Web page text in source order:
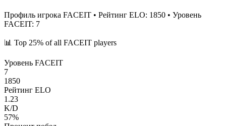
Профиль игрока FACEIT • Рейтинг ELO: 1850 • Уровень
FACEIT: 7
📊 Top 25% of all FACEIT players
Уровень FACEIT
7
1850
Рейтинг ELO
1.23
K/D
57%